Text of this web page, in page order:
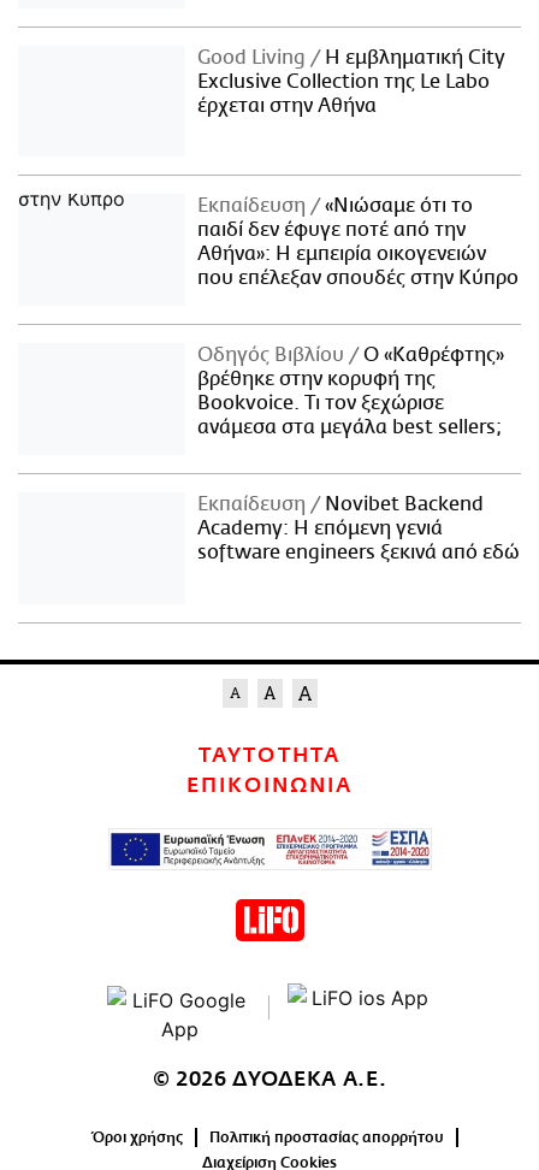
Good Living
Η εμβληματική City
Exclusive Collection της Le Labo
έρχεται στην Αθήνα
Εκπαίδευση
«Νιώσαμε ότι το
παιδί δεν έφυγε ποτέ από την
Αθήνα»: Η εμπειρία οικογενειών
που επέλεξαν σπουδές στην Κύπρο
Οδηγός Βιβλίου
Ο «Καθρέφτης»
βρέθηκε στην κορυφή της
Bookvoice. Τι τον ξεχώρισε
ανάμεσα στα μεγάλα best sellers;
Εκπαίδευση
Novibet Backend
Academy: Η επόμενη γενιά
software engineers ξεκινά από εδώ
ΤΑΥΤΟΤΗΤΑ
ΕΠΙΚΟΙΝΩΝΙΑ
© 2026 ΔΥΟΔΕΚΑ Α.Ε.
Όροι χρήσης
Πολιτική προστασίας απορρήτου
Διαχείριση Cookies